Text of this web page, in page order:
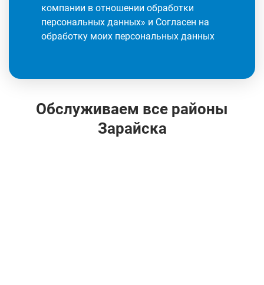
компании в отношении обработки
персональных данных» и Согласен на
обработку моих персональных данных
Обслуживаем все районы
Зарайска